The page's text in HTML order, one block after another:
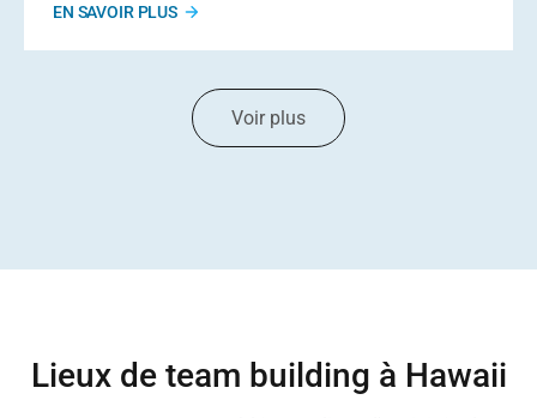
EN SAVOIR PLUS
Voir plus
Lieux de team building à Hawaii